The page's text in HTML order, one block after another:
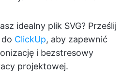
idealny plik SVG? Prześlij
ClickUp, aby zapewnić
i bezstresowy
projektowej.